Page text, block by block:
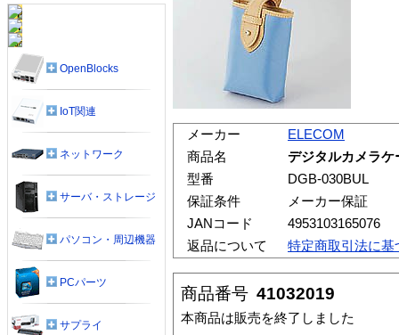
メーカー
ELECOM
商品名
デジタルカメラ
型番
DGB-030BUL
保証条件
メーカー保証
JANコード
4953103165076
返品について
特定商取引法に基
商品番号 41032019
本商品は販売を終了しました
OpenBlocks
IoT関連
ネットワーク
サーバ・ストレージ
パソコン・周辺機器
PCパーツ
サプライ